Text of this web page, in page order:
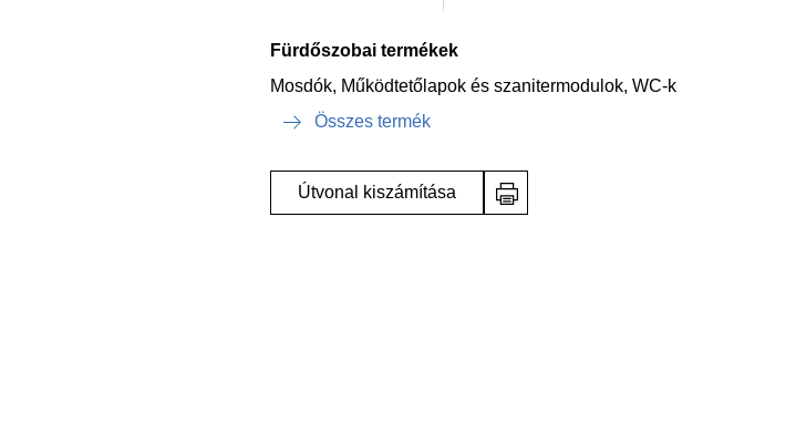
Fürdőszobai termékek
Mosdók, Működtetőlapok és szanitermodulok, WC-k
Összes termék
Útvonal kiszámítása